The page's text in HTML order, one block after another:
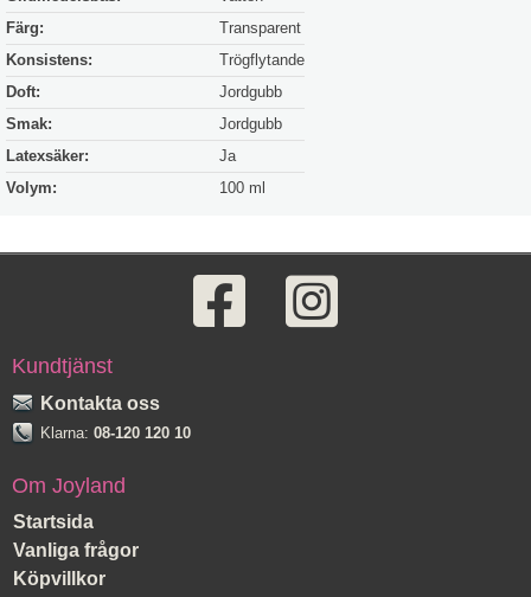
Färg:
Transparent
Konsistens:
Trögflytande
Doft:
Jordgubb
Smak:
Jordgubb
Latexsäker:
Ja
Volym:
100 ml
Kundtjänst
Kontakta oss
Klarna: 08-120 120 10
Om Joyland
Startsida
Vanliga frågor
Köpvillkor